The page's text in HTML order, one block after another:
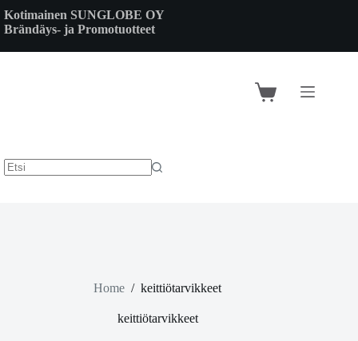
to
content
Kotimainen SUNGLOBE OY
Brändäys- ja Promotuotteet
Shopping
Home / keittiötarvikkeet
keittiötarvikkeet